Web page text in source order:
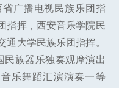
广播电视民族乐团指
指挥，西安音乐学院民
通大学民族乐团指挥。
民族器乐独奏观摩演出
乐舞蹈汇演演奏一等